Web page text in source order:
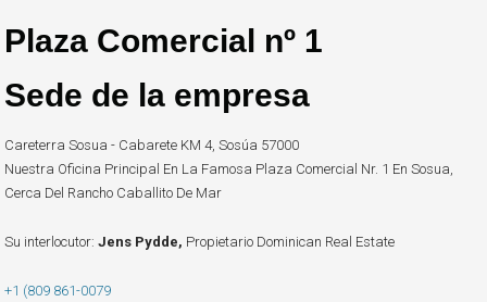
Plaza Comercial nº 1
Sede de la empresa
Careterra Sosua - Cabarete KM 4, Sosúa 57000
Nuestra Oficina Principal En La Famosa Plaza Comercial Nr. 1 En Sosua,
Cerca Del Rancho Caballito De Mar
Su interlocutor: Jens Pydde, Propietario Dominican Real Estate
+1 (809 861-0079